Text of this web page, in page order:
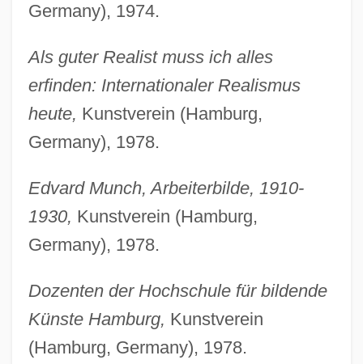
Germany), 1974.
Als guter Realist muss ich alles
erfinden: Internationaler Realismus
heute, Kunstverein (Hamburg,
Germany), 1978.
Edvard Munch, Arbeiterbilde, 1910-
1930, Kunstverein (Hamburg,
Germany), 1978.
Dozenten der Hochschule für bildende
Künste Hamburg, Kunstverein
(Hamburg, Germany), 1978.